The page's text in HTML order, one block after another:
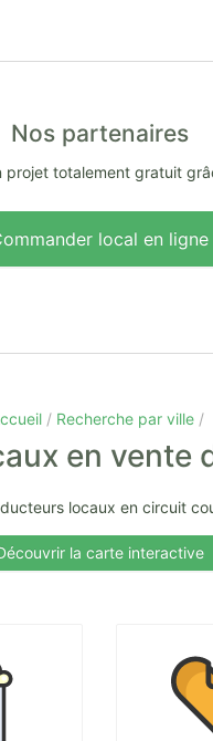
Nos partenaires
projet totalement gratuit
local en ligne
Recherche par ville
en vente
locaux en circuit
la carte interactive